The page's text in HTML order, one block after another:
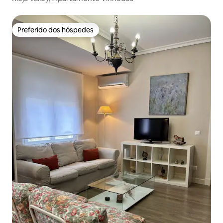
Preferido dos hóspedes
Preferido dos hóspedes